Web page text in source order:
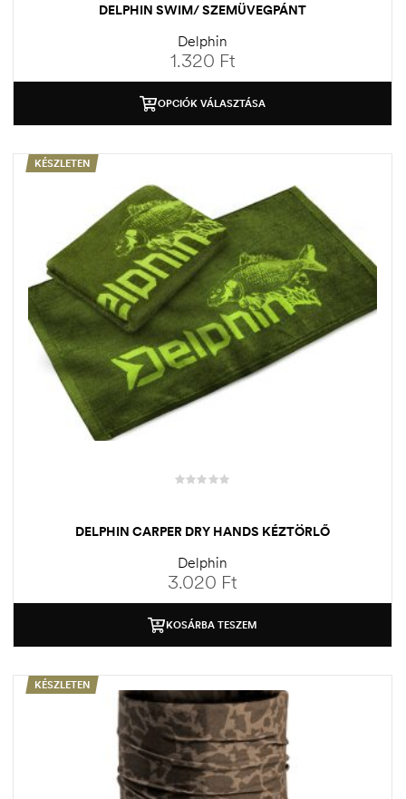
DELPHIN SWIM/ SZEMÜVEGPÁNT
Delphin
1.320 Ft
OPCIÓK VÁLASZTÁSA
KÉSZLETEN
DELPHIN CARPER DRY HANDS KÉZTÖRLŐ
Delphin
3.020 Ft
KOSÁRBA TESZEM
KÉSZLETEN